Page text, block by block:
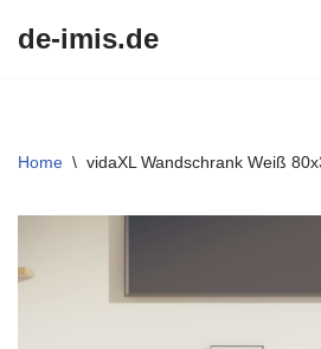
de-imis.de
Home \ vidaXL Wandschrank Weiß